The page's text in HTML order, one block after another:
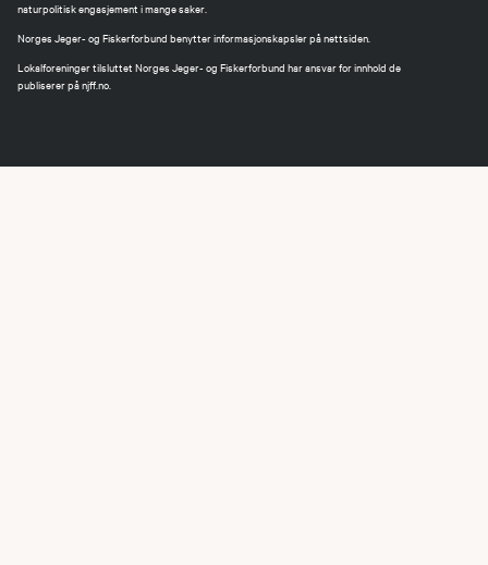
naturpolitisk engasjement i mange saker.
Norges Jeger- og Fiskerforbund benytter informasjonskapsler på nettsiden.
Lokalforeninger tilsluttet Norges Jeger- og Fiskerforbund har ansvar for innhold de
publiserer på njff.no.